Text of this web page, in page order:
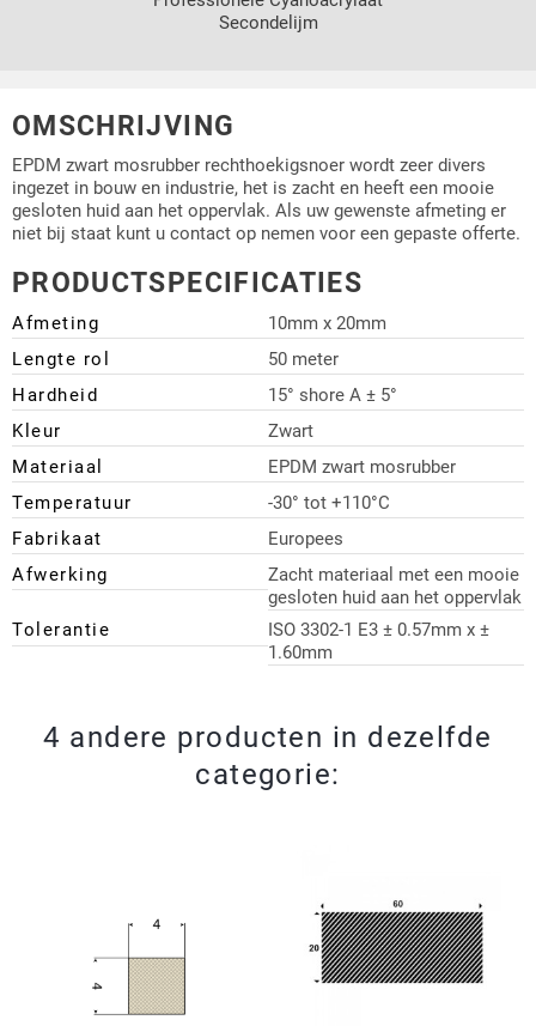
Secondelijm
OMSCHRIJVING
EPDM zwart mosrubber rechthoekigsnoer wordt zeer divers
ingezet in bouw en industrie, het is zacht en heeft een mooie
gesloten huid aan het oppervlak. Als uw gewenste afmeting er
niet bij staat kunt u contact op nemen voor een gepaste offerte.
PRODUCTSPECIFICATIES
Afmeting
10mm x 20mm
Lengte rol
50 meter
Hardheid
15° shore A ± 5°
Kleur
Zwart
Materiaal
EPDM zwart mosrubber
Temperatuur
-30° tot +110°C
Fabrikaat
Europees
Afwerking
Zacht materiaal met een mooie
gesloten huid aan het oppervlak
Tolerantie
ISO 3302-1 E3 ± 0.57mm x ±
1.60mm
4 andere producten in dezelfde
categorie: